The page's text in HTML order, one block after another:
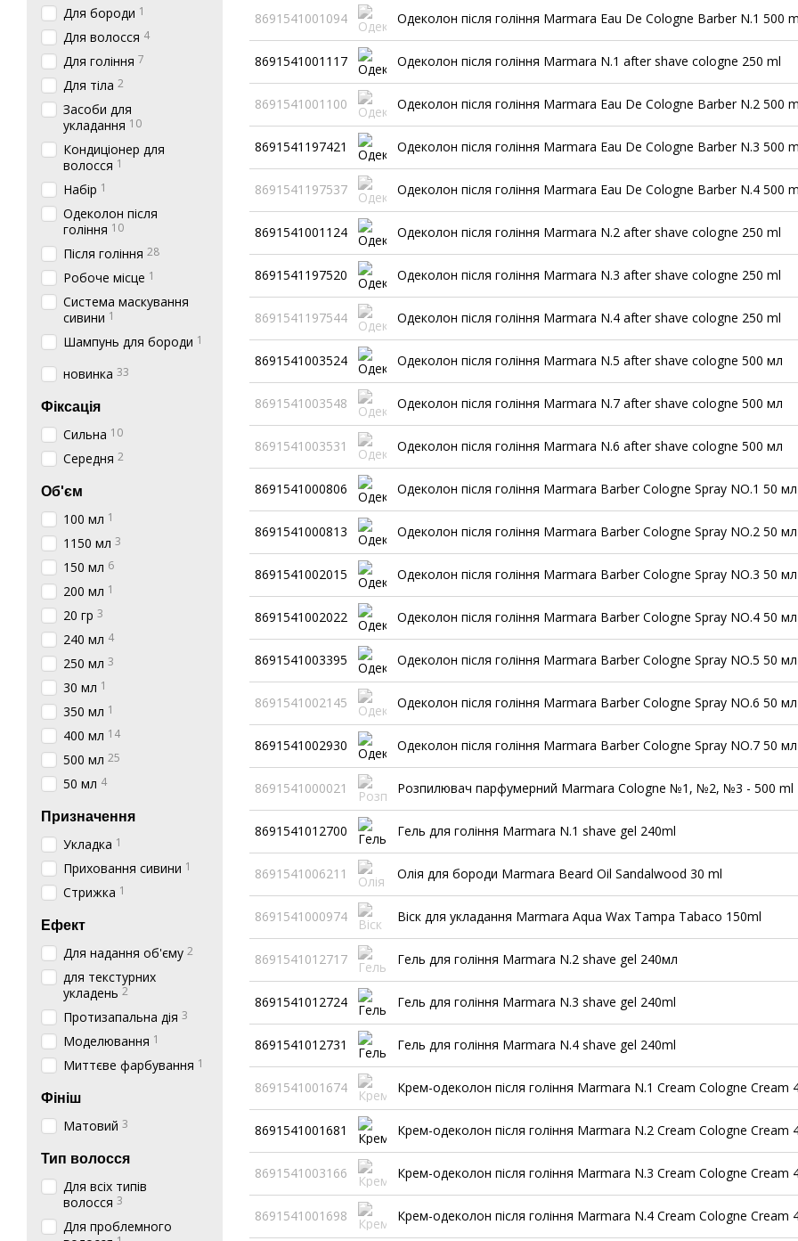
8691541001094 Одеколон після гоління Marmara Eau De Cologne Barber N.1 500
8691541001117 Одеколон після гоління Marmara N.1 after shave cologne 250 ml
8691541001100 Одеколон після гоління Marmara Eau De Cologne Barber N.2 500
8691541197421 Одеколон після гоління Marmara Eau De Cologne Barber N.3 500
8691541197537 Одеколон після гоління Marmara Eau De Cologne Barber N.4 500
8691541001124 Одеколон після гоління Marmara N.2 after shave cologne 250 ml
8691541197520 Одеколон після гоління Marmara N.3 after shave cologne 250 ml
8691541197544 Одеколон після гоління Marmara N.4 after shave cologne 250 ml
8691541003524 Одеколон після гоління Marmara N.5 after shave cologne 500 мл
8691541003548 Одеколон після гоління Marmara N.7 after shave cologne 500 мл
8691541003531 Одеколон після гоління Marmara N.6 after shave cologne 500 мл
8691541000806 Одеколон після гоління Marmara Barber Cologne Spray NO.1 50 мл
8691541000813 Одеколон після гоління Marmara Barber Cologne Spray NO.2 50 мл
8691541002015 Одеколон після гоління Marmara Barber Cologne Spray NO.3 50 мл
8691541002022 Одеколон після гоління Marmara Barber Cologne Spray NO.4 50 мл
8691541003395 Одеколон після гоління Marmara Barber Cologne Spray NO.5 50 мл
8691541002145 Одеколон після гоління Marmara Barber Cologne Spray NO.6 50 мл
8691541002930 Одеколон після гоління Marmara Barber Cologne Spray NO.7 50 мл
8691541000021 Розпилювач парфумерний Marmara Cologne №1, №2, №3 - 500 ml
8691541012700 Гель для гоління Marmara N.1 shave gel 240ml
8691541006211 Олія для бороди Marmara Beard Oil Sandalwood 30 ml
8691541000974 Віск для укладання Marmara Aqua Wax Tampa Tabaco 150ml
8691541012717 Гель для гоління Marmara N.2 shave gel 240мл
8691541012724 Гель для гоління Marmara N.3 shave gel 240ml
8691541012731 Гель для гоління Marmara N.4 shave gel 240ml
8691541001674 Крем-одеколон після гоління Marmara N.1 Cream Cologne Cream
8691541001681 Крем-одеколон після гоління Marmara N.2 Cream Cologne Cream
8691541003166 Крем-одеколон після гоління Marmara N.3 Cream Cologne Cream
8691541001698 Крем-одеколон після гоління Marmara N.4 Cream Cologne Cream
Для бороди 1
Для волосся 4
Для гоління 7
Для тіла 2
Засоби для
укладання 10
Кондиціонер для
волосся 1
Набір 1
Одеколон після
гоління 10
Після гоління 28
Робоче місце 1
Система маскування
сивини 1
Шампунь для бороди 1
новинка 33
Фіксація
Сильна 10
Середня 2
Об'єм
100 мл 1
1150 мл 3
150 мл 6
200 мл 1
20 гр 3
240 мл 4
250 мл 3
30 мл 1
350 мл 1
400 мл 14
500 мл 25
50 мл 4
Призначення
Укладка 1
Приховання сивини 1
Стрижка 1
Ефект
Для надання об'єму 2
для текстурних
укладень 2
Протизапальна дія 3
Моделювання 1
Миттєве фарбування 1
Фініш
Матовий 3
Тип волосся
Для всіх типів
волосся 3
Для проблемного